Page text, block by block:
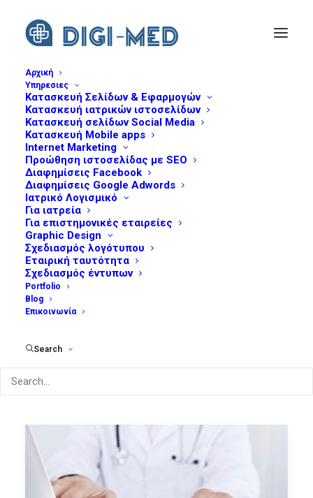
Αρχική
Υπηρεσιες
Κατασκευή Σελίδων & Εφαρμογών
Κατασκευή ιατρικών ιστοσελίδων
Κατασκευή σελίδων Social Media
Κατασκευή Mobile apps
Internet Marketing
Προώθηση ιστοσελίδας με SEO
Διαφημίσεις Facebook
Διαφημίσεις Google Adwords
Ιατρικό Λογισμικό
Για ιατρεία
Για επιστημονικές εταιρείες
Graphic Design
Σχεδιασμός λογότυπου
Εταιρική ταυτότητα
Σχεδιασμός έντυπων
Portfolio
Blog
Επικοινωνία
Search
Περιεχόμενο